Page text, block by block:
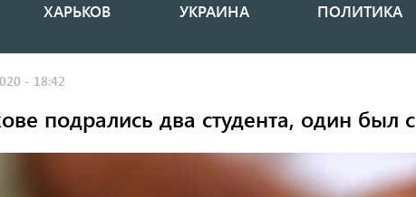
ХАРЬКОВ УКРАИНА ПОЛИТИКА
- 18:42
подрались два студента, один был